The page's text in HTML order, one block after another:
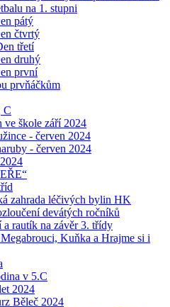
na 1. stupni
pátý
čtvrtý
třetí
druhý
první
prvňáčkům
C
ve škole září 2024
- červen 2024
- červen 2024
zahrada léčivých bylin HK
devátých ročníků
a rautík na závěr 3. třídy
Kuňka a Hrajme si i
v 5.C
2024
Běleč 2024